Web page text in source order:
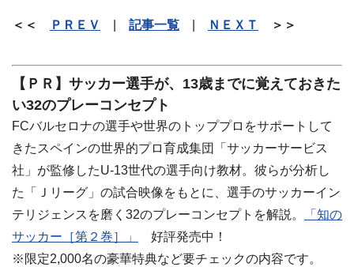
＜＜ ＰＲＥＶ 記事一覧 ＮＥＸＴ ＞＞
【ＰＲ】サッカー選手が、13歳までに覚えておきた
い32のプレーコンセプト
FCバルセロナの選手や世界のトッププロをサポートして
きたスペインの世界的プロ育成集団「サッカーサービス
社」が監修したU-13世代の選手向け教材。彼らが分析し
た「Ｊリーグ」の試合映像をもとに、選手のサッカーイン
テリジェンスを磨く32のプレーコンセプトを解説。
「知の
サッカー［第２巻］」
好評発売中！
※限定2,000名の豪華特典など要チェックの内容です。